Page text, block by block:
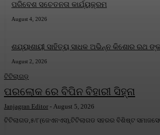
ପରିବେଶ ସଚେତନତା କାର୍ଯ୍ୟକ୍ରମ
August 4, 2026
ଶଯ୍ୟାଶାୟୀ ସାହିତ୍ୟ ସାଧକ ଅଭିନ୍ନ କିଶୋର ରଥ
August 2, 2026
ଟିଟିଲାଗଡ଼
ପରଲୋକ ରେ ବିପିନ ବିହାରୀ ସିହ୍ନା
Janjagran Editor - August 5, 2026
ଟିଟିଲାଗଡ,୫/୮(ଜେଏନଏସ),ଟିଟିଲାଗଡ ସହରର ବିଶିଷ୍ଟ